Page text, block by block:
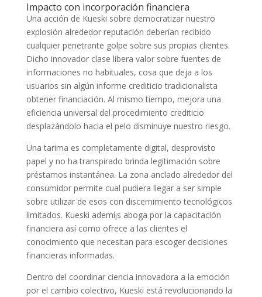
Impacto con incorporación financiera
Una acción de Kueski sobre democratizar nuestro
explosión alrededor reputación deberían recibido
cualquier penetrante golpe sobre sus propias clientes.
Dicho innovador clase libera valor sobre fuentes de
informaciones no habituales, cosa que deja a los
usuarios sin algún informe crediticio tradicionalista
obtener financiación. Al mismo tiempo, mejora una
eficiencia universal del procedimiento crediticio
desplazándolo hacia el pelo disminuye nuestro riesgo.
Una tarima es completamente digital, desprovisto
papel y no ha transpirado brinda legitimación sobre
préstamos instantánea. La zona anclado alrededor del
consumidor permite cual pudiera llegar a ser simple
sobre utilizar de esos con discernimiento tecnológicos
limitados. Kueski ademí¡s aboga por la capacitación
financiera así­ como ofrece a las clientes el
conocimiento que necesitan para escoger decisiones
financieras informadas.
Dentro del coordinar ciencia innovadora a la emoción
por el cambio colectivo, Kueski está revolucionando la